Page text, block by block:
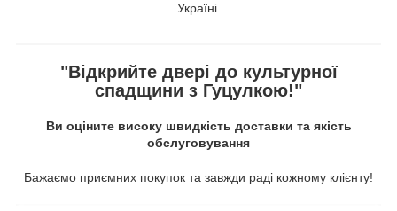
Україні.
"Відкрийте двері до культурної
спадщини з Гуцулкою!"
Ви оціните високу швидкість доставки та якість
обслуговування
Бажаємо приємних покупок та завжди раді кожному клієнту!